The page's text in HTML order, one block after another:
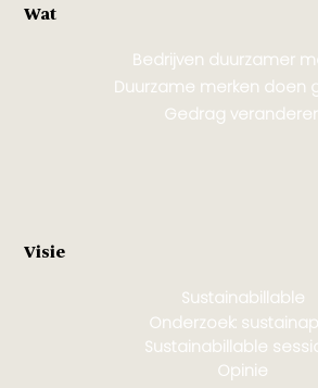
Visie
Sustainabillable
Onderzoek:
Sustainabillable
Opinie
Wat
Bedrijven duurzamer
Duurzame merken doen
Gedrag